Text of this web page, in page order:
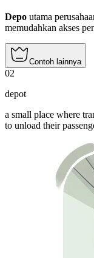
Depo utama
memudahkan akses
Contoh lainnya
02
depot
a small place where
to unload their